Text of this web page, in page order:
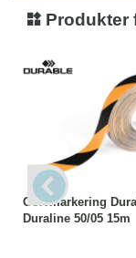
Produkter
Golvmarkering
Duraline 50/05 15m